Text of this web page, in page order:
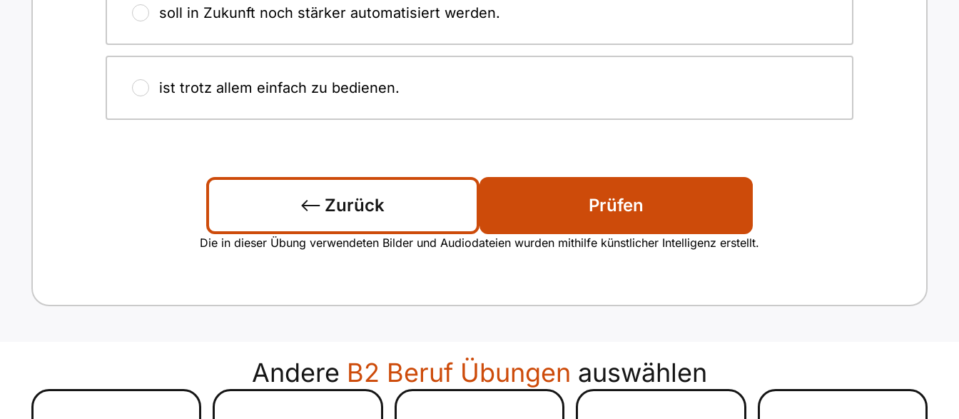
soll in Zukunft noch stärker automatisiert werden.
ist trotz allem einfach zu bedienen.
Zurück Prüfen
Die in dieser Übung verwendeten Bilder und Audiodateien wurden mithilfe künstlicher Intelligenz erstellt.
Andere B2 Beruf Übungen auswählen